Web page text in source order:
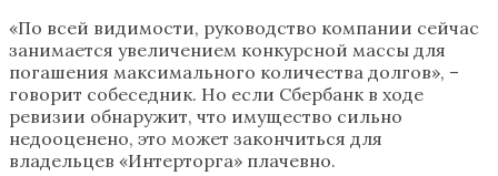
«По всей видимости, руководство компании сейчас
занимается увеличением конкурсной массы для
погашения максимального количества долгов», –
говорит собеседник. Но если Сбербанк в ходе
ревизии обнаружит, что имущество сильно
недооценено, это может закончиться для
владельцев «Интерторга» плачевно.